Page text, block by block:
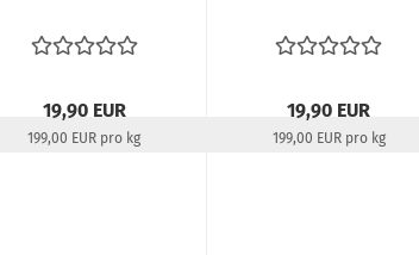
19,90 EUR
199,00 EUR pro kg
19,90 EUR
199,00 EUR pro kg